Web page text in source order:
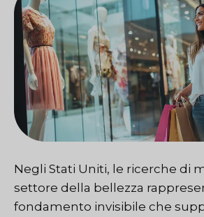
Negli Stati Uniti, le ricerche di
settore della bellezza
fondamento invisibile che